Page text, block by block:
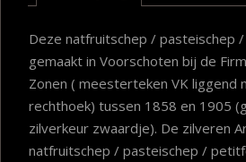
Deze natfruitschep / pasteischep
gemaakt in Voorschoten bij de
Zonen ( meesterteken VK liggend
rechthoek) tussen 1858 en 1905
zilverkeur zwaardje). De zilveren
natfruitschep / pasteischep /